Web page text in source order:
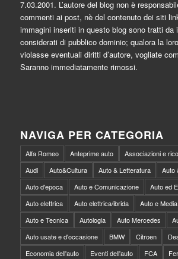
7.03.2001. L’autore del blog non è
commenti ai post, nè del contenuto dei siti
immagini inseriti in questo blog sono tratti da
considerati di pubblico dominio; qualora la
violasse eventuali diritti d’autore, vogliate
Saranno immediatamente rimossi.
NAVIGA PER CATEGORIA
Alfa Romeo Anteprime auto
Associazioni e
Audi
Auto&Cultura Auto & Letteratura
Auto
Auto d'epoca
Auto e Comunicazione
Auto ed
Auto elettrica
Auto elettrica/ibrida Auto e Media
Auto e Tecnica
Autologia Auto Mercedes
Auto usate e d'occasione
BMW Citroen
Economia dell'auto
Eventi dell'auto FCA